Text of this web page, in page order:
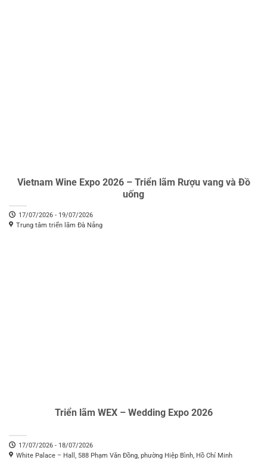
Vietnam Wine Expo 2026 – Triển lãm Rượu vang và Đồ
uống
17/07/2026 - 19/07/2026
Trung tâm triển lãm Đà Nẵng
Triển lãm WEX – Wedding Expo 2026
17/07/2026 - 18/07/2026
White Palace – Hall, 588 Phạm Văn Đồng, phường Hiệp Bình, Hồ Chí Minh